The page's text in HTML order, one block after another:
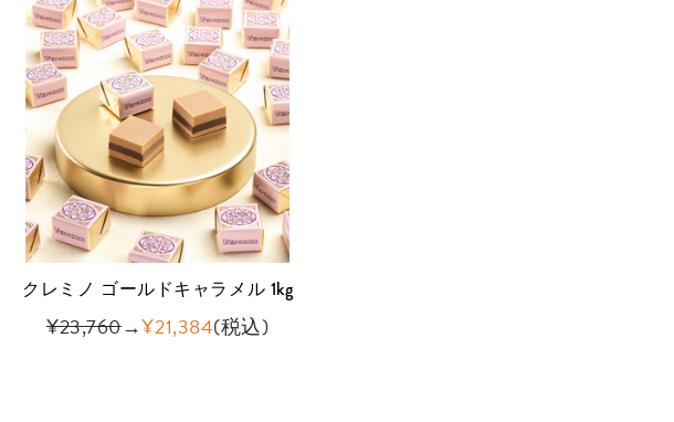
クレミノ ゴールドキャラメル 1kg
¥23,760→¥21,384(税込)